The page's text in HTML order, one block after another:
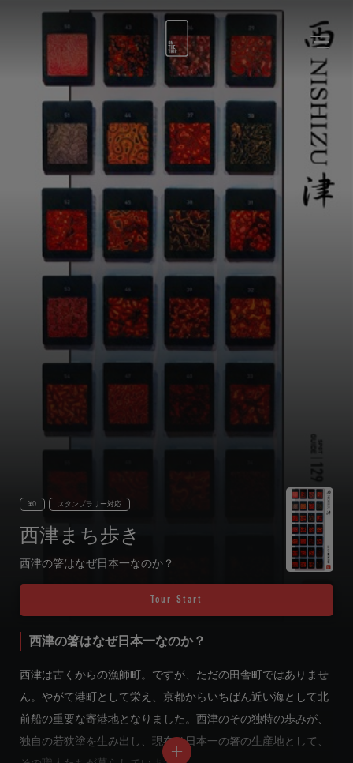
¥0 スタンプラリー対応
西津まち歩き
西津の箸はなぜ日本一なのか？
Tour Start
西津の箸はなぜ日本一なのか？
西津は古くからの漁師町。ですが、ただの田舎町ではありませ
ん。やがて港町として栄え、京都からいちばん近い海として北
前船の重要な寄港地となりました。西津のその独特の歩みが、
独自の若狭塗を生み出し、現在は日本一の箸の生産地として、